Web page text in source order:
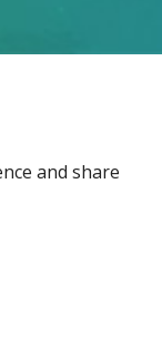
and share